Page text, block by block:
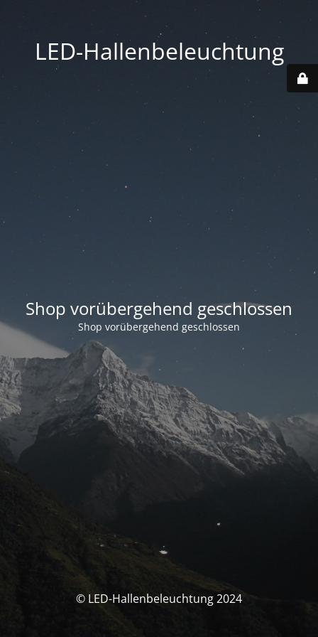
LED-Hallenbeleuchtung
Shop vorübergehend geschlossen
Shop vorübergehend geschlossen
© LED-Hallenbeleuchtung 2024